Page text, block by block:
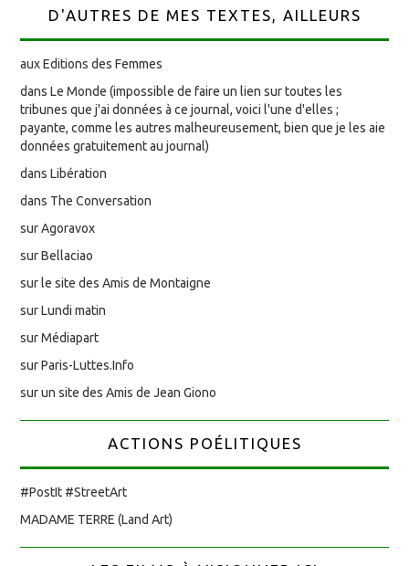
D'AUTRES DE MES TEXTES, AILLEURS
aux Editions des Femmes
dans Le Monde (impossible de faire un lien sur toutes les
tribunes que j'ai données à ce journal, voici l'une d'elles ;
payante, comme les autres malheureusement, bien que je les aie
données gratuitement au journal)
dans Libération
dans The Conversation
sur Agoravox
sur Bellaciao
sur le site des Amis de Montaigne
sur Lundi matin
sur Médiapart
sur Paris-Luttes.Info
sur un site des Amis de Jean Giono
ACTIONS POÉLITIQUES
#PostIt #StreetArt
MADAME TERRE (Land Art)